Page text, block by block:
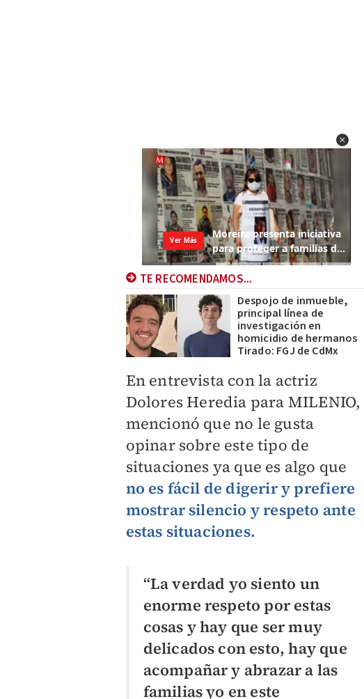
TE RECOMENDAMOS...
Despojo de inmueble,
principal línea de
investigación en
homicidio de hermanos
Tirado: FGJ de CdMx
En entrevista con la actriz
Dolores Heredia para MILENIO,
mencionó que no le gusta
opinar sobre este tipo de
situaciones ya que es algo que
no es fácil de digerir y prefiere
mostrar silencio y respeto ante
estas situaciones.
“La verdad yo siento un
enorme respeto por estas
cosas y hay que ser muy
delicados con esto, hay que
acompañar y abrazar a las
familias yo en este